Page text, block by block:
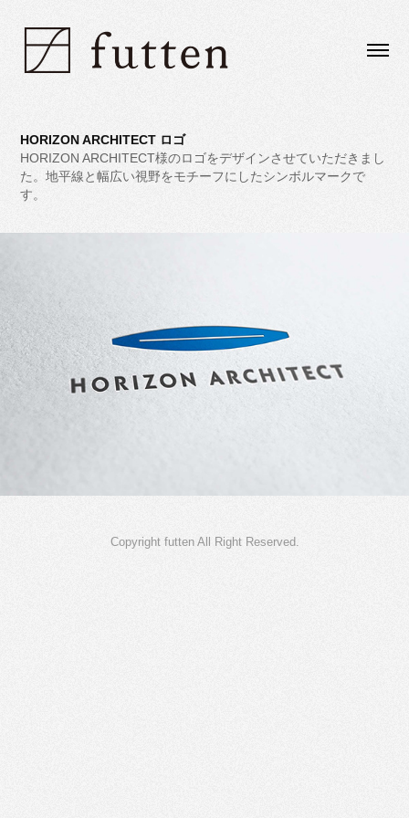
HORIZON ARCHITECT ロゴ
HORIZON ARCHITECT様のロゴをデザインさせていただきまし
た。地平線と幅広い視野をモチーフにしたシンボルマークで
す。
Copyright futten All Right Reserved.